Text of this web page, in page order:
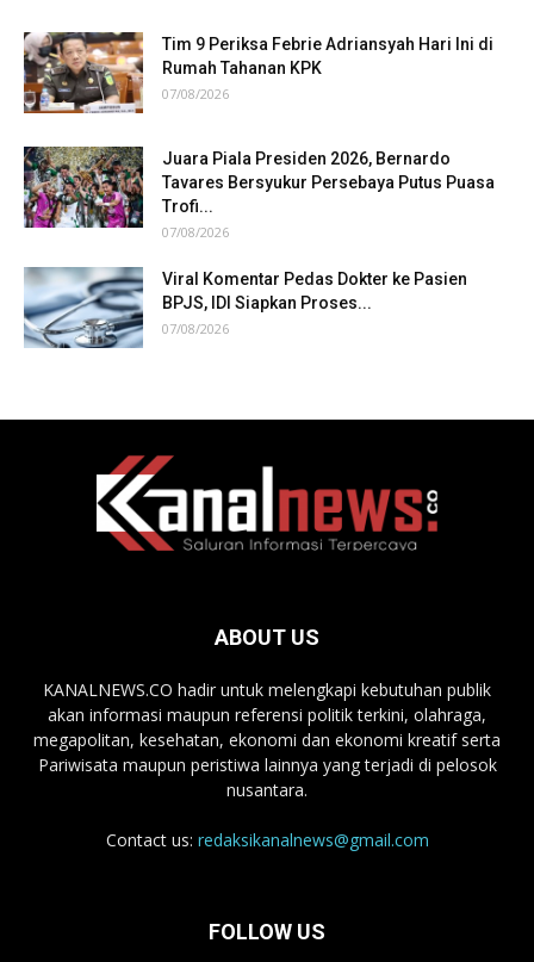
Tim 9 Periksa Febrie Adriansyah Hari Ini di
Rumah Tahanan KPK
07/08/2026
Juara Piala Presiden 2026, Bernardo
Tavares Bersyukur Persebaya Putus Puasa
Trofi...
07/08/2026
Viral Komentar Pedas Dokter ke Pasien
BPJS, IDI Siapkan Proses...
07/08/2026
ABOUT US
KANALNEWS.CO hadir untuk melengkapi kebutuhan publik
akan informasi maupun referensi politik terkini, olahraga,
megapolitan, kesehatan, ekonomi dan ekonomi kreatif serta
Pariwisata maupun peristiwa lainnya yang terjadi di pelosok
nusantara.
Contact us: redaksikanalnews@gmail.com
FOLLOW US